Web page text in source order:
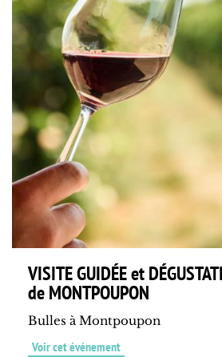
VISITE GUIDÉE et
de MONTPOUPON
Bulles à Montpoupon
Voir cet événement